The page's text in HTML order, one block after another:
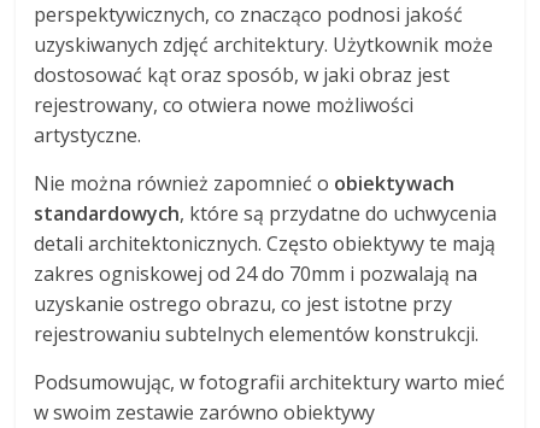
perspektywicznych, co znacząco podnosi jakość
uzyskiwanych zdjęć architektury. Użytkownik może
dostosować kąt oraz sposób, w jaki obraz jest
rejestrowany, co otwiera nowe możliwości
artystyczne.
Nie można również zapomnieć o obiektywach
standardowych, które są przydatne do uchwycenia
detali architektonicznych. Często obiektywy te mają
zakres ogniskowej od 24 do 70mm i pozwalają na
uzyskanie ostrego obrazu, co jest istotne przy
rejestrowaniu subtelnych elementów konstrukcji.
Podsumowując, w fotografii architektury warto mieć
w swoim zestawie zarówno obiektywy